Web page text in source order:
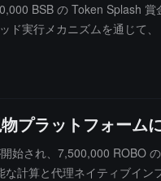
BSB の Token Splash
ド実行メカニズムを通じて
プラットフォーム
始され、7,500,000 ROBO
計算と代理ネイティブイ